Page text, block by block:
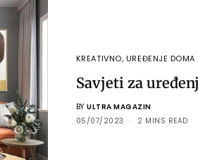
KREATIVNO, UREĐENJE DOMA
Savjeti za
BY ULTRA MAGAZIN
05/07/2023
2 MINS READ